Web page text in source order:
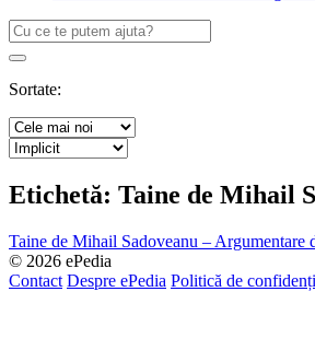
Caută
după:
Search
Sortate:
Etichetă: Taine de Mihail
Taine de Mihail Sadoveanu – Argumentare
© 2026 ePedia
Contact Despre ePedia Politică de